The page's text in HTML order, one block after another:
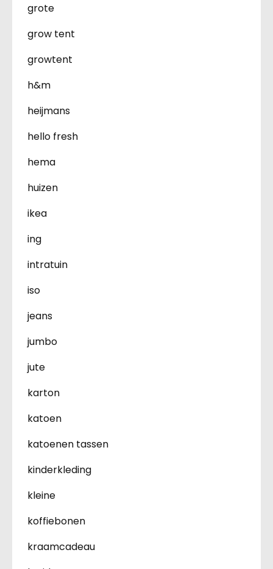
grote
grow tent
growtent
h&m
heijmans
hello fresh
hema
huizen
ikea
ing
intratuin
iso
jeans
jumbo
jute
karton
katoen
katoenen tassen
kinderkleding
kleine
koffiebonen
kraamcadeau